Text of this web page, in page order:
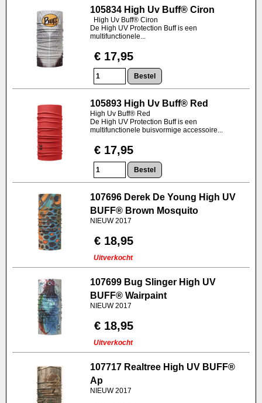
105834 High Uv Buff® Ciron
High Uv Buff® Ciron
De High UV Protection Buff is een
multifunctionele...
€ 17,95
105893 High Uv Buff® Red
High Uv Buff® Red
De High UV Protection Buff is een
multifunctionele buisvormige accessoire...
€ 17,95
107696 Derek De Young High UV
BUFF® Brown Mosquito
NIEUW 2017
€ 18,95
Uitverkocht
107699 Bug Slinger High UV
BUFF® Wairpaint
NIEUW 2017
€ 18,95
Uitverkocht
107717 Realtree High UV BUFF®
Ap
NIEUW 2017